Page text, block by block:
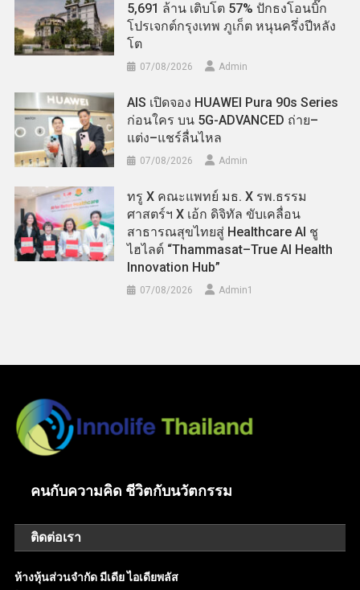
5,691 ล้าน เติบโต 57% ปักธงโอนบิ๊ก
โปรเจกต์กรุงเทพ ภูเก็ต หนุนครึ่งปีหลัง
โต
07/08/2026 Admin
AIS เปิดจอง HUAWEI Pura 90s Series
ก่อนใคร บน 5G-ADVANCED ถ่าย–
แต่ง–แชร์ลื่นไหล
07/08/2026 Admin
ทรู X คณะแพทย์ มธ. X รพ.ธรรม
ศาสตร์ฯ X เอ้ก ดิจิทัล ขับเคลื่อน
สาธารณสุขไทยสู่ Healthcare AI ชู
ไฮไลต์ “Thammasat–True AI Health
Innovation Hub”
07/08/2026 Admin​1
คนกับความคิด ชีวิตกับนวัตกรรม
ติดต่อเรา
ห้างหุ้นส่วนจำกัด มีเดีย ไอเดียพลัส